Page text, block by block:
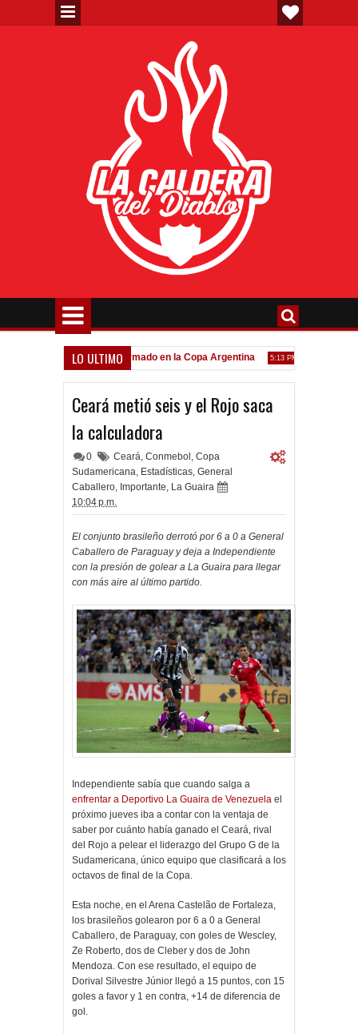
LO ULTIMO
Todo confirmado en la Copa Argentina 5:13 PM Goleada
Ceará metió seis y el Rojo saca
la calculadora
0 Ceará, Conmebol , Copa
Sudamericana, Estadísticas, General
Caballero, Importante, La Guaira
10:04 p.m.
El conjunto brasileño derrotó por 6 a 0 a General
Caballero de Paraguay y deja a Independiente
con la presión de golear a La Guaira para llegar
con más aire al último partido.
Independiente sabía que cuando salga a
enfrentar a Deportivo La Guaira de Venezuela el
próximo jueves iba a contar con la ventaja de
saber por cuánto había ganado el Ceará, rival
del Rojo a pelear el liderazgo del Grupo G de la
Sudamericana, único equipo que clasificará a los
octavos de final de la Copa.
Esta noche, en el Arena Castelão de Fortaleza,
los brasileños golearon por 6 a 0 a General
Caballero, de Paraguay, con goles de Wescley,
Ze Roberto, dos de Cleber y dos de John
Mendoza. Con ese resultado, el equipo de
Dorival Silvestre Júnior llegó a 15 puntos, con 15
goles a favor y 1 en contra, +14 de diferencia de
gol.